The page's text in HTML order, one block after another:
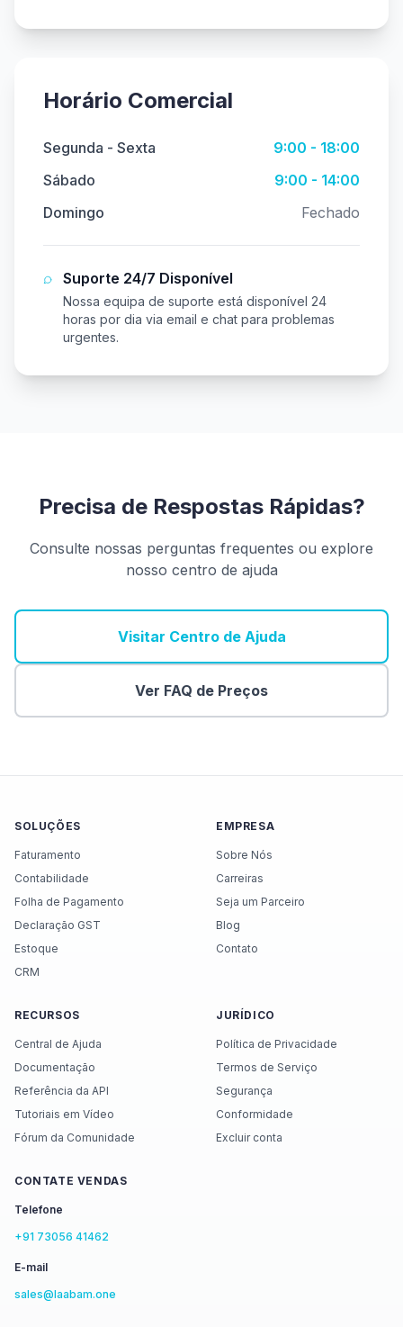
Horário Comercial
Segunda - Sexta
9:00 - 18:00
Sábado
9:00 - 14:00
Domingo
Fechado
Suporte 24/7 Disponível
Nossa equipa de suporte está disponível 24
horas por dia via email e chat para problemas
urgentes.
Precisa de Respostas Rápidas?
Consulte nossas perguntas frequentes ou explore
nosso centro de ajuda
Visitar Centro de Ajuda
Ver FAQ de Preços
SOLUÇÕES
Faturamento
Contabilidade
Folha de Pagamento
Declaração GST
Estoque
CRM
EMPRESA
Sobre Nós
Carreiras
Seja um Parceiro
Blog
Contato
RECURSOS
Central de Ajuda
Documentação
Referência da API
Tutoriais em Vídeo
Fórum da Comunidade
JURÍDICO
Política de Privacidade
Termos de Serviço
Segurança
Conformidade
Excluir conta
CONTATE VENDAS
Telefone
+91 73056 41462
E-mail
sales@laabam.one